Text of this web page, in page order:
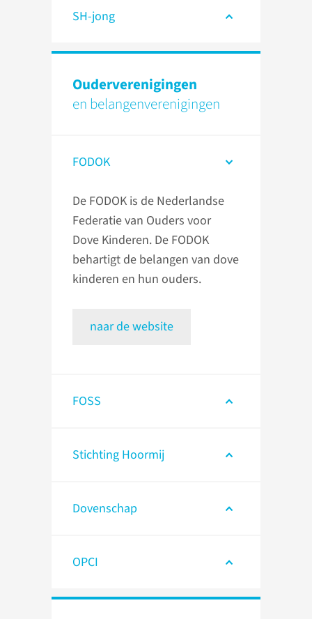
SH-jong
Ouder­verenigingen
en belangen­verenigingen
FODOK
De FODOK is de Nederlandse
Federatie van Ouders voor
Dove Kinderen. De FODOK
behartigt de belangen van dove
kinderen en hun ouders.
naar de website
FOSS
Stichting Hoormij
Dovenschap
OPCI